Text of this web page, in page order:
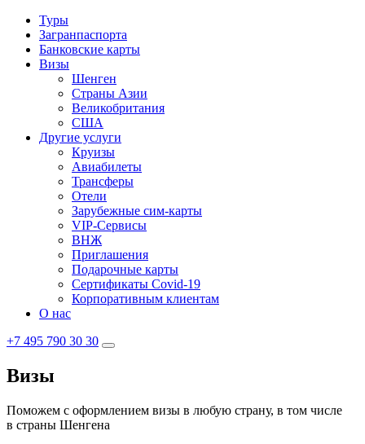
Туры
Загранпаспорта
Банковские карты
Визы
Шенген
Страны Азии
Великобритания
США
Другие услуги
Круизы
Авиабилеты
Трансферы
Отели
Зарубежные сим-карты
VIP-Сервисы
ВНЖ
Приглашения
Подарочные карты
Сертификаты Covid-19
Корпоративным клиентам
О нас
+7 495 790 30 30
Визы
Поможем с оформлением визы в любую страну, в том числе
в страны Шенгена